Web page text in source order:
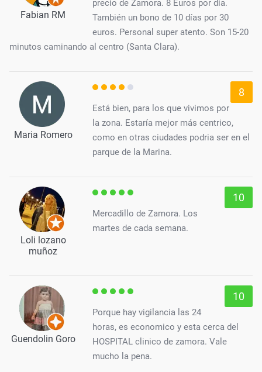
Fabian RM
precio de Zamora. 8 Euros por dia.
También un bono de 10 días por 30
euros. Personal super atento. Son 15-20
minutos caminando al centro (Santa Clara).
Maria Romero
8
Está bien, para los que vivimos por
la zona. Estaría mejor más centrico,
como en otras ciudades podria ser en el
parque de la Marina.
Loli lozano
muñoz
10
Mercadillo de Zamora. Los
martes de cada semana.
Guendolin Goro
10
Porque hay vigilancia las 24
horas, es economico y esta cerca del
HOSPITAL clinico de zamora. Vale
mucho la pena.